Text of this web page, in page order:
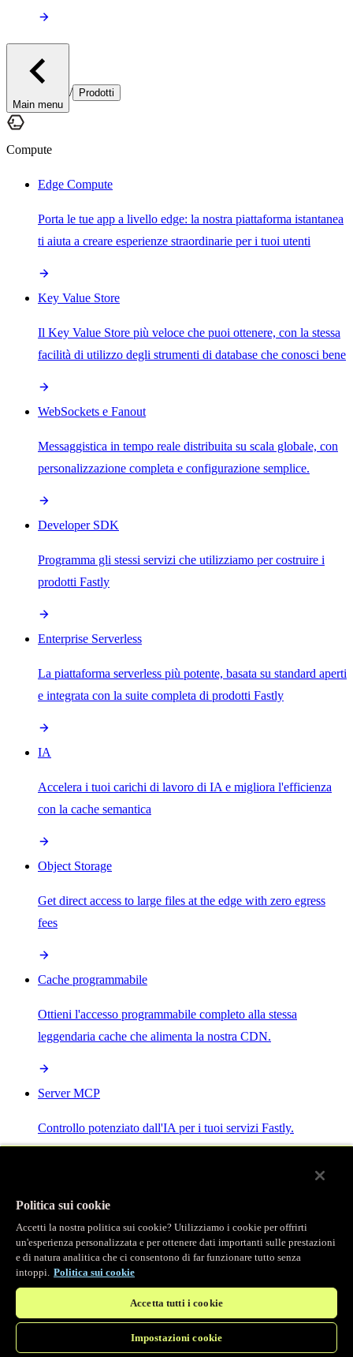
Main menu
/ Prodotti
Compute
Edge Compute
Porta le tue app a livello edge: la nostra piattaforma istantanea
ti aiuta a creare esperienze straordinarie per i tuoi utenti
Key Value Store
Il Key Value Store più veloce che puoi ottenere, con la stessa
facilità di utilizzo degli strumenti di database che conosci bene
WebSockets e Fanout
Messaggistica in tempo reale distribuita su scala globale, con
personalizzazione completa e configurazione semplice.
Developer SDK
Programma gli stessi servizi che utilizziamo per costruire i
prodotti Fastly
Enterprise Serverless
La piattaforma serverless più potente, basata su standard aperti
e integrata con la suite completa di prodotti Fastly
IA
Accelera i tuoi carichi di lavoro di IA e migliora l'efficienza
con la cache semantica
Object Storage
Get direct access to large files at the edge with zero egress
fees
Cache programmabile
Ottieni l'accesso programmabile completo alla stessa
leggendaria cache che alimenta la nostra CDN.
Server MCP
Controllo potenziato dall'IA per i tuoi servizi Fastly.
Main menu
/ Prodotti
Osservabilità
Logging in tempo reale
Politica sui cookie
Accetti la nostra politica sui cookie? Utilizziamo i cookie per offrirti
un'esperienza personalizzata e per ottenere dati importanti sulle prestazioni
e di natura analitica che ci consentono di far funzionare tutto senza
intoppi. Politica sui cookie
Accetta tutti i cookie
Impostazioni cookie